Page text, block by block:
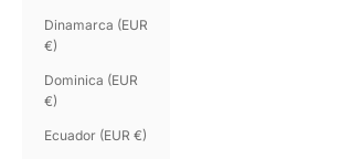
Dinamarca (EUR
€)
Dominica (EUR
€)
Ecuador (EUR €)